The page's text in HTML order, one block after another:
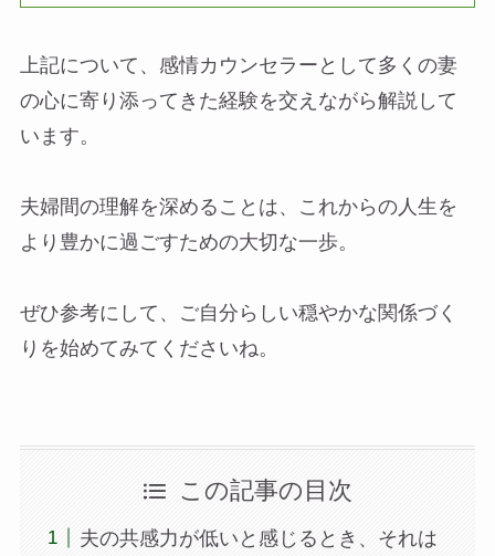
上記について、感情カウンセラーとして多くの妻
の心に寄り添ってきた経験を交えながら解説して
います。
夫婦間の理解を深めることは、これからの人生を
より豊かに過ごすための大切な一歩。
ぜひ参考にして、ご自分らしい穏やかな関係づく
りを始めてみてくださいね。
この記事の目次
夫の共感力が低いと感じるとき、それは